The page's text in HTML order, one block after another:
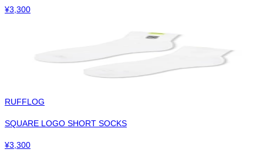
¥3,300
RUFFLOG
SQUARE LOGO SHORT SOCKS
¥3,300